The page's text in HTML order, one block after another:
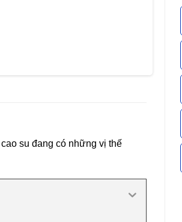
su đang có những vị thế